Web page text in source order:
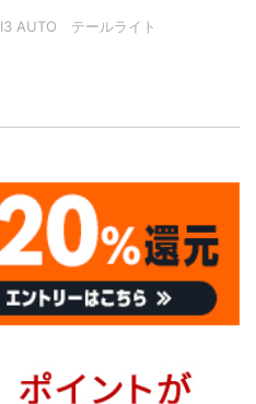
AUTO テールライト